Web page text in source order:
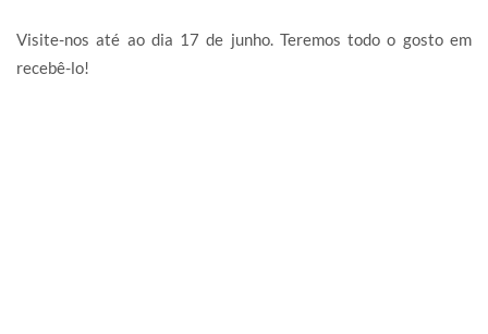
Visite-nos até ao dia 17 de junho. Teremos todo o gosto em
recebê-lo!